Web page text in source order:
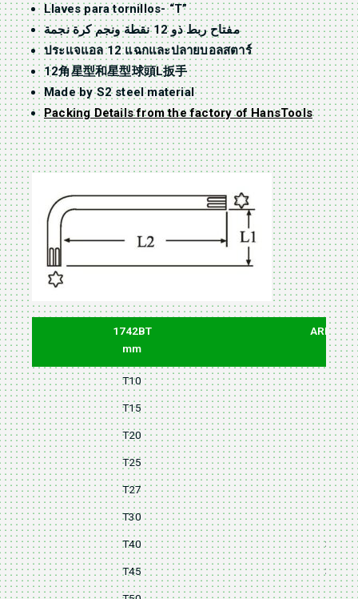
Llaves para tornillos- “T”
مفتاح ربط ذو 12 نقطة ونجم كرة نجمة
ประแจแอล 12 แฉกและปลายบอลสตาร์
12角星型和星型球頭L扳手
Made by S2 steel material
Packing Details from the factory of HansTools
1742BT
mm
ARM(L1)
T10 14
T15 16
T20 18
T25 20
T27 25
T30 28
T40 32
T45 36